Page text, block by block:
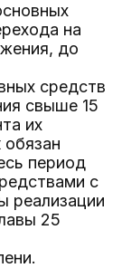
на
до
средств
свыше 15
их
обязан
период
с
реализации
25